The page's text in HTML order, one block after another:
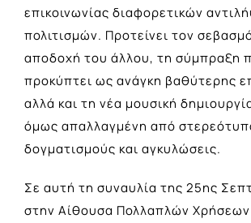
επικοινωνίας διαφορετικών
πολιτισμών. Προτείνει τον
αποδοχή του άλλου, τη σύμπραξη
προκύπτει ως ανάγκη βαθύτερης
αλλά και τη νέα μουσική
όμως απαλλαγμένη από
δογματισμούς και αγκυλώσεις.
Σε αυτή τη συναυλία της 25ης
στην Αίθουσα Πολλαπλών